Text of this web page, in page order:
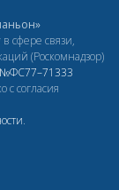
сфере связи,
(Роскомнадзор)
№ФС77–71333
с согласия
.